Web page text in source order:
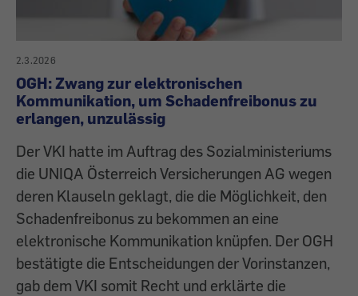
2.3.2026
OGH: Zwang zur elektronischen
Kommunikation, um Schadenfreibonus zu
erlangen, unzulässig
Der VKI hatte im Auftrag des Sozialministeriums
die UNIQA Österreich Versicherungen AG wegen
deren Klauseln geklagt, die die Möglichkeit, den
Schadenfreibonus zu bekommen an eine
elektronische Kommunikation knüpfen. Der OGH
bestätigte die Entscheidungen der Vorinstanzen,
gab dem VKI somit Recht und erklärte die